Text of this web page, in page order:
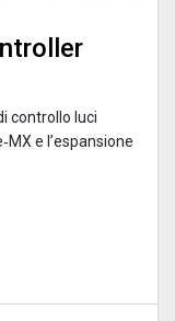
controllo luci
e l’espansione